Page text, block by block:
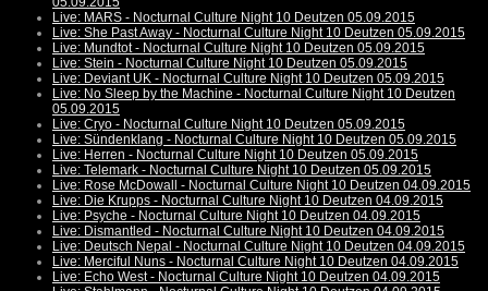
Live: MARS - Nocturnal Culture Night 10 Deutzen 05.09.2015
Live: She Past Away - Nocturnal Culture Night 10 Deutzen 05.09.2015
Live: Mundtot - Nocturnal Culture Night 10 Deutzen 05.09.2015
Live: Stein - Nocturnal Culture Night 10 Deutzen 05.09.2015
Live: Deviant UK - Nocturnal Culture Night 10 Deutzen 05.09.2015
Live: No Sleep by the Machine - Nocturnal Culture Night 10 Deutzen
05.09.2015
Live: Cryo - Nocturnal Culture Night 10 Deutzen 05.09.2015
Live: Sündenklang - Nocturnal Culture Night 10 Deutzen 05.09.2015
Live: Herren - Nocturnal Culture Night 10 Deutzen 05.09.2015
Live: Telemark - Nocturnal Culture Night 10 Deutzen 05.09.2015
Live: Rose McDowall - Nocturnal Culture Night 10 Deutzen 04.09.2015
Live: Die Krupps - Nocturnal Culture Night 10 Deutzen 04.09.2015
Live: Psyche - Nocturnal Culture Night 10 Deutzen 04.09.2015
Live: Dismantled - Nocturnal Culture Night 10 Deutzen 04.09.2015
Live: Deutsch Nepal - Nocturnal Culture Night 10 Deutzen 04.09.2015
Live: Merciful Nuns - Nocturnal Culture Night 10 Deutzen 04.09.2015
Live: Echo West - Nocturnal Culture Night 10 Deutzen 04.09.2015